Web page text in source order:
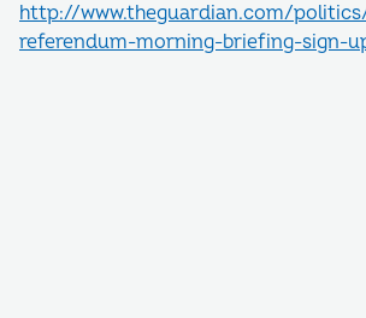
http://www.theguardian.com/
referendum-morning-briefing-sign-